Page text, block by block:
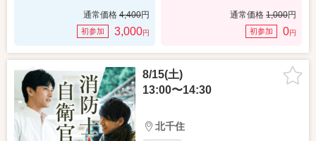
通常価格 4,400円
初参加 3,000円
通常価格 1,000円
初参加 0円
8/15(土)
13:00〜14:30
北千住